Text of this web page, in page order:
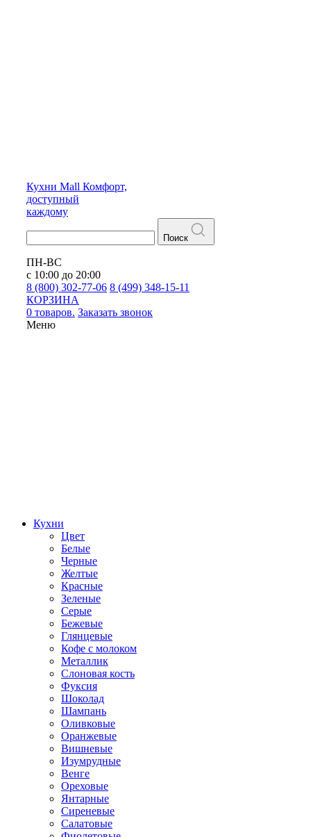
Кухни Mall Комфорт,
доступный
каждому
Поиск
ПН-ВС
с 10:00 до 20:00
8 (800) 302-77-06 8 (499) 348-15-11
КОРЗИНА
0 товаров. Заказать звонок
Меню
Кухни
Цвет
Белые
Черные
Желтые
Красные
Зеленые
Серые
Бежевые
Глянцевые
Кофе с молоком
Металлик
Слоновая кость
Фуксия
Шоколад
Шампань
Оливковые
Оранжевые
Вишневые
Изумрудные
Венге
Ореховые
Янтарные
Сиреневые
Салатовые